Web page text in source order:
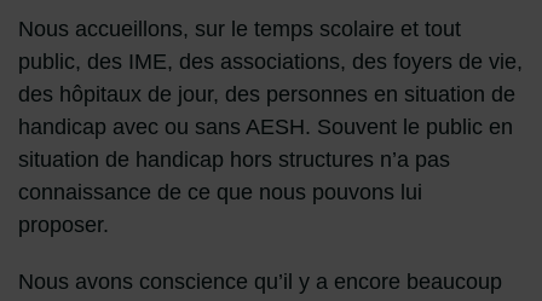
Nous accueillons, sur le temps scolaire et tout
public, des IME, des associations, des foyers de vie,
des hôpitaux de jour, des personnes en situation de
handicap avec ou sans AESH. Souvent le public en
situation de handicap hors structures n’a pas
connaissance de ce que nous pouvons lui
proposer.
Nous avons conscience qu’il y a encore beaucoup